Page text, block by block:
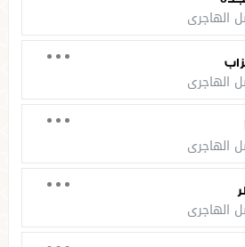
الهاجري
الهاجري
الهاجري
الهاجري